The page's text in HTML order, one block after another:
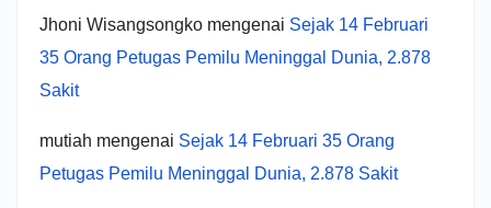
Jhoni Wisangsongko mengenai Sejak 14 Februari
35 Orang Petugas Pemilu Meninggal Dunia, 2.878
Sakit
mutiah mengenai Sejak 14 Februari 35 Orang
Petugas Pemilu Meninggal Dunia, 2.878 Sakit